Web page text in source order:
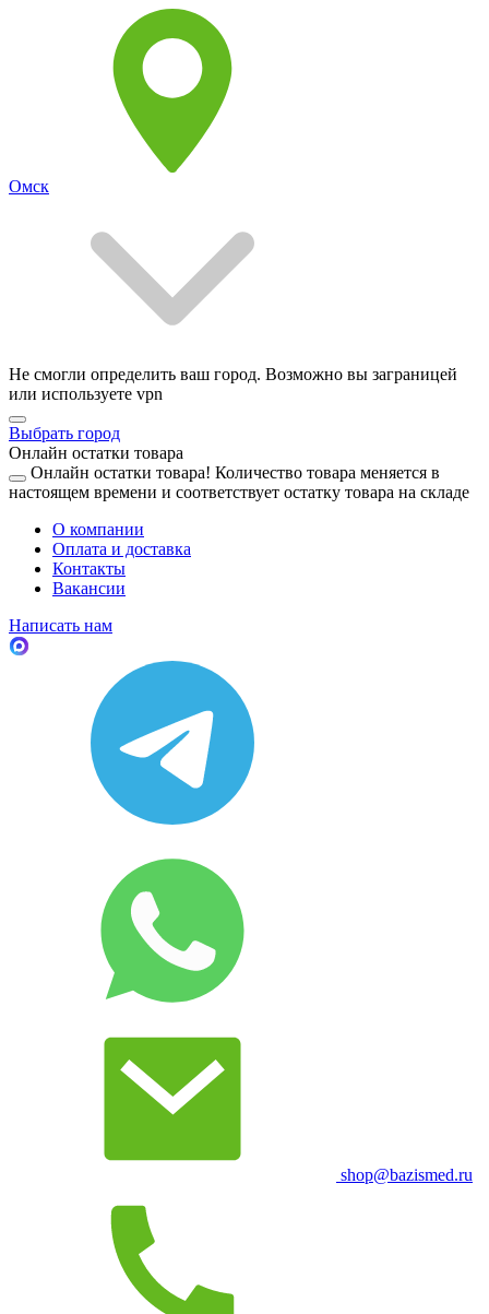
Омск
Не смогли определить ваш город. Возможно вы заграницей
или используете vpn
Выбрать город
Онлайн остатки товара
Онлайн остатки товара! Количество товара меняется в
настоящем времени и соответствует остатку товара на складе
О компании
Оплата и доставка
Контакты
Вакансии
Написать нам
shop@bazismed.ru